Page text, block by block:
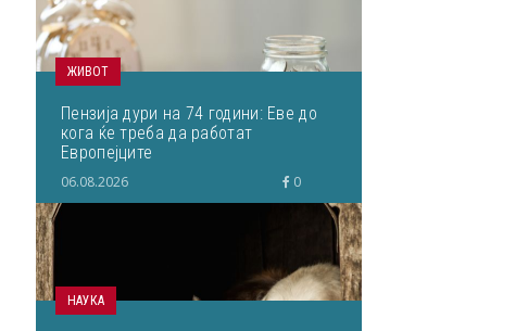
ЖИВОТ
Пензија дури на 74 години: Еве до
кога ќе треба да работат
Европејците
06.08.2026 0
НАУКА